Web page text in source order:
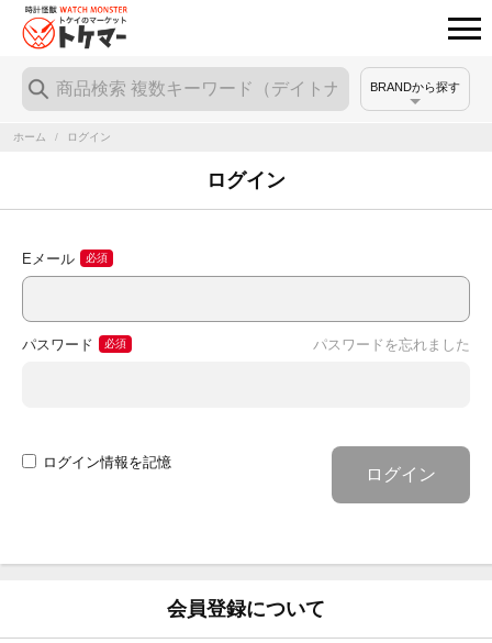
BRANDから探す
ホーム / ログイン
ログイン
Eメール
パスワード パスワードを忘れました
ログイン
ログイン情報を記憶
会員登録について